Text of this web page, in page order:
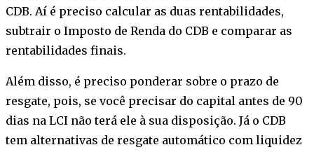
CDB. Aí é preciso calcular as duas rentabilidades,
subtrair o Imposto de Renda do CDB e comparar as
rentabilidades finais.
Além disso, é preciso ponderar sobre o prazo de
resgate, pois, se você precisar do capital antes de 90
dias na LCI não terá ele à sua disposição. Já o CDB
tem alternativas de resgate automático com liquidez